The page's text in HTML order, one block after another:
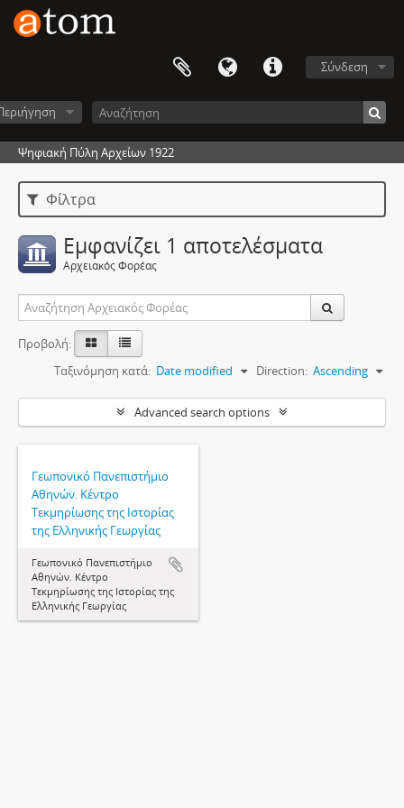
Σύνδεση
Ψηφιακή Πύλη Αρχείων 1922
Φίλτρα
Εμφανίζει 1 αποτελέσματα
Αρχειακός Φορέας
Προβολή:
Ταξινόμηση κατά: Date modified Direction: Ascending
Advanced search options
Γεωπονικό Πανεπιστήμιο
Αθηνών. Κέντρο
Τεκμηρίωσης της Ιστορίας
της Ελληνικής Γεωργίας
Γεωπονικό Πανεπιστήμιο
Αθηνών. Κέντρο
Τεκμηρίωσης της Ιστορίας της
Ελληνικής Γεωργίας